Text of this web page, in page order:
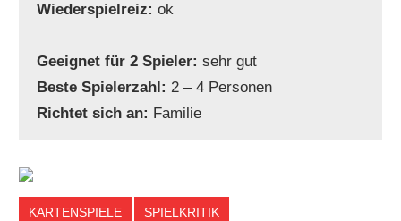
Wiederspielreiz: ok
Geeignet für 2 Spieler: sehr gut
Beste Spielerzahl: 2 – 4 Personen
Richtet sich an: Familie
KARTENSPIELE SPIELKRITIK